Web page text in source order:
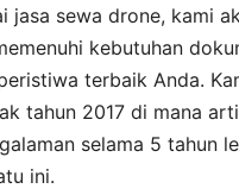
jasa sewa drone, kami
kebutuhan
terbaik Anda.
tahun 2017 di mana
selama 5 tahun
ini.